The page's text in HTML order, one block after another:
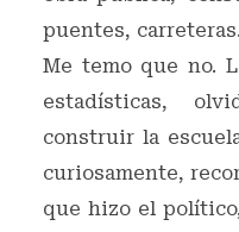
puentes,
Me temo que no.
estadísticas,
construir la
curiosamente,
que hizo el